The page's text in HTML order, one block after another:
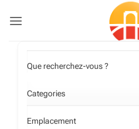
Que recherchez-vous ?
Categories
Emplacement